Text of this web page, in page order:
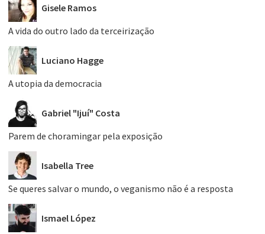
Gisele Ramos
A vida do outro lado da terceirização
Luciano Hagge
A utopia da democracia
Gabriel "Ijuí" Costa
Parem de choramingar pela exposição
Isabella Tree
Se queres salvar o mundo, o veganismo não é a resposta
Ismael López